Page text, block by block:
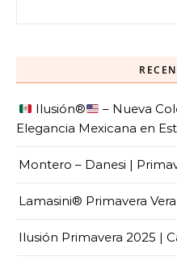
Ilusión®️
– Nueva
Elegancia Mexicana en
Montero – Danesi |
Lamasini® Primavera
Ilusión Primavera 2025 |